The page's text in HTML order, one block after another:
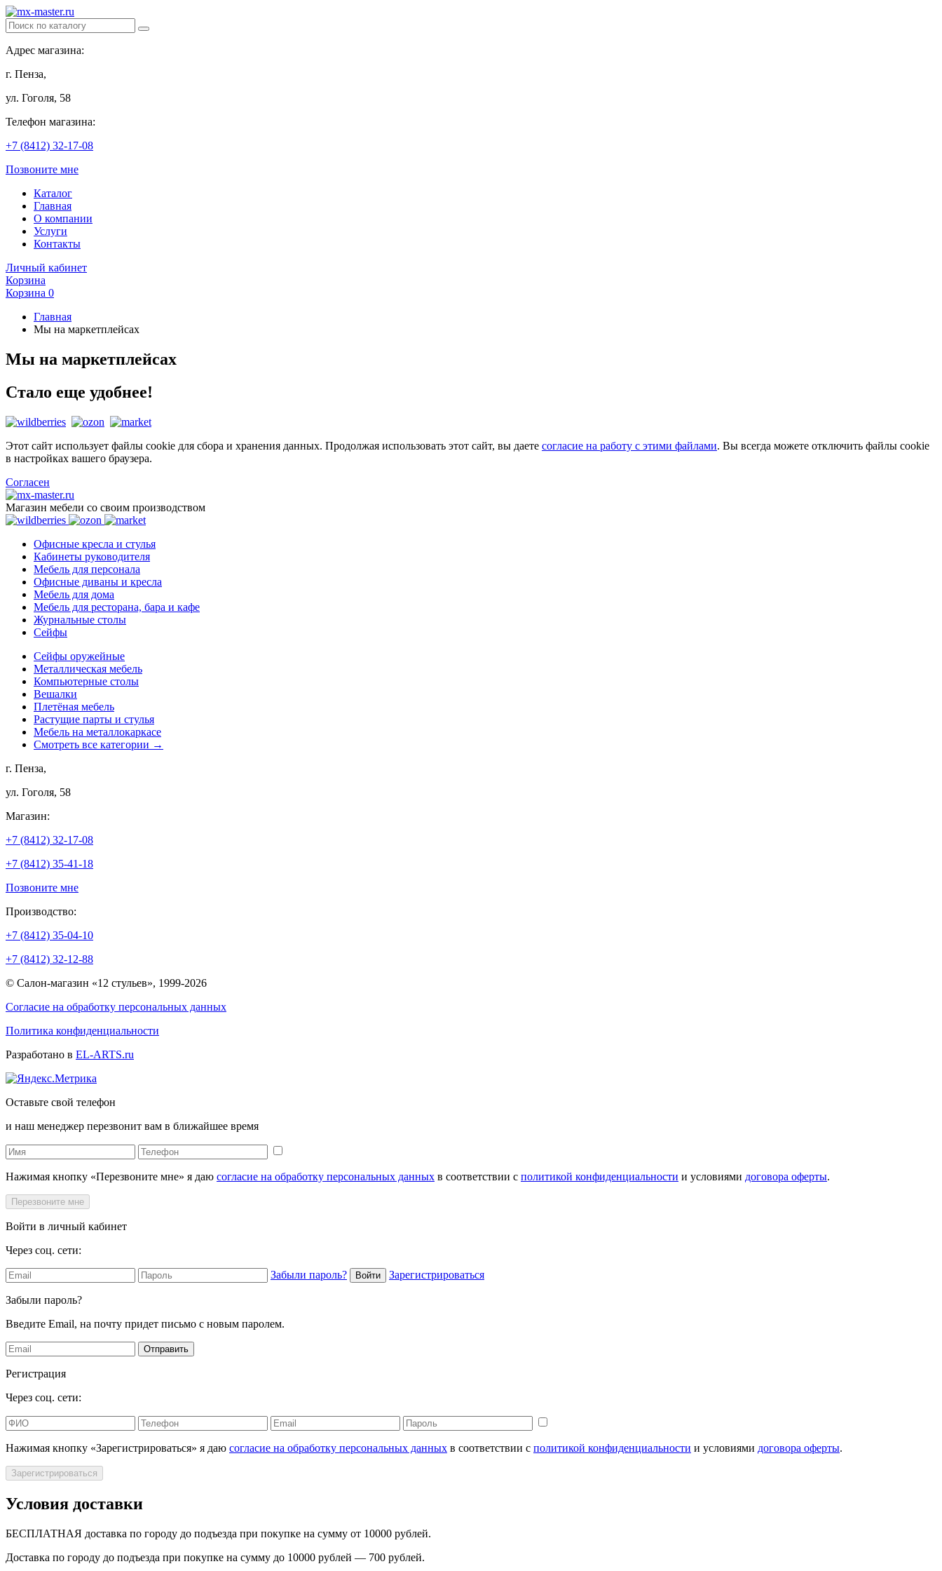
Адрес магазина:
г. Пенза,
ул. Гоголя, 58
Телефон магазина:
+7 (8412) 32-17-08
Позвоните мне
Каталог
Главная
О компании
Услуги
Контакты
Личный кабинет
Корзина
Корзина 0
Главная
Мы на маркетплейсах
Мы на маркетплейсах
Стало еще удобнее!
Этот сайт использует файлы cookie для сбора и хранения данных. Продолжая использовать этот сайт, вы даете согласие на работу с этими файлами. Вы всегда можете отключить файлы cookie
в настройках вашего браузера.
Согласен
Магазин мебели со своим производством
Офисные кресла и стулья
Кабинеты руководителя
Мебель для персонала
Офисные диваны и кресла
Мебель для дома
Мебель для ресторана, бара и кафе
Журнальные столы
Сейфы
Сейфы оружейные
Металлическая мебель
Компьютерные столы
Вешалки
Плетёная мебель
Растущие парты и стулья
Мебель на металлокаркасе
Смотреть все категории →
г. Пенза,
ул. Гоголя, 58
Магазин:
+7 (8412) 32-17-08
+7 (8412) 35-41-18
Позвоните мне
Производство:
+7 (8412) 35-04-10
+7 (8412) 32-12-88
© Салон-магазин «12 стульев», 1999-2026
Согласие на обработку персональных данных
Политика конфиденциальности
Разработано в EL-ARTS.ru
Оставьте свой телефон
и наш менеджер перезвонит вам в ближайшее время
Нажимая кнопку «Перезвоните мне» я даю согласие на обработку персональных данных в соответствии с политикой конфиденциальности и условиями договора оферты.
Перезвоните мне
Войти в личный кабинет
Через соц. сети:
Забыли пароль? Войти Зарегистрироваться
Забыли пароль?
Введите Email, на почту придет письмо с новым паролем.
Отправить
Регистрация
Через соц. сети:
Нажимая кнопку «Зарегистрироваться» я даю согласие на обработку персональных данных в соответствии с политикой конфиденциальности и условиями договора оферты.
Зарегистрироваться
Условия доставки
БЕСПЛАТНАЯ доставка по городу до подъезда при покупке на сумму от 10000 рублей.
Доставка по городу до подъезда при покупке на сумму до 10000 рублей — 700 рублей.